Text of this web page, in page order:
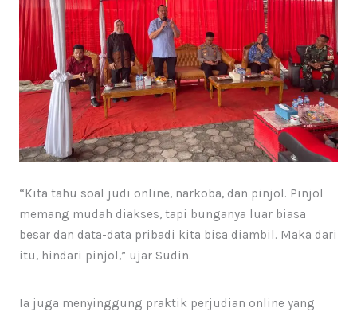
“Kita tahu soal judi online, narkoba, dan pinjol. Pinjol
memang mudah diakses, tapi bunganya luar biasa
besar dan data-data pribadi kita bisa diambil. Maka dari
itu, hindari pinjol,” ujar Sudin.
Ia juga menyinggung praktik perjudian online yang